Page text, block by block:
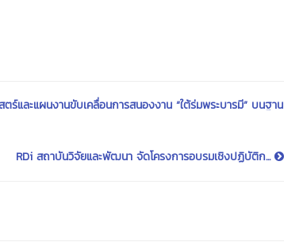
ร์และแผนงานขับเคลื่อนการสนองงาน “ใต้ร่มพระบารมี” บนฐาน
RDi สถาบันวิจัยและพัฒนา จัดโครงการอบรมเชิงปฏิบัติก...